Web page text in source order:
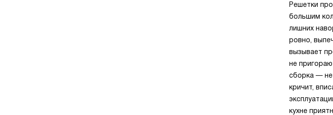
Решетки
большим
лишних
ровно,
вызывает
не
сборка —
кричит,
кухне